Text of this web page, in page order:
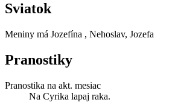
Sviatok
Meniny má Jozefína , Nehoslav, Jozefa
Pranostiky
Pranostika na akt. mesiac
Na Cyrika lapaj raka.